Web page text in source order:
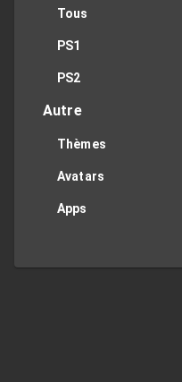
Tous
PS1
PS2
Autre
Thèmes
Avatars
Apps